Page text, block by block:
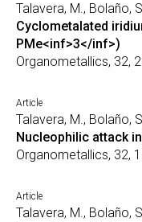
Talavera, M., Bolaño,
Cyclometalated
PMe<inf>3</inf>)
Organometallics, 32,
Article
Talavera, M., Bolaño,
Nucleophilic attack
Organometallics, 32,
Article
Talavera, M., Bolaño,